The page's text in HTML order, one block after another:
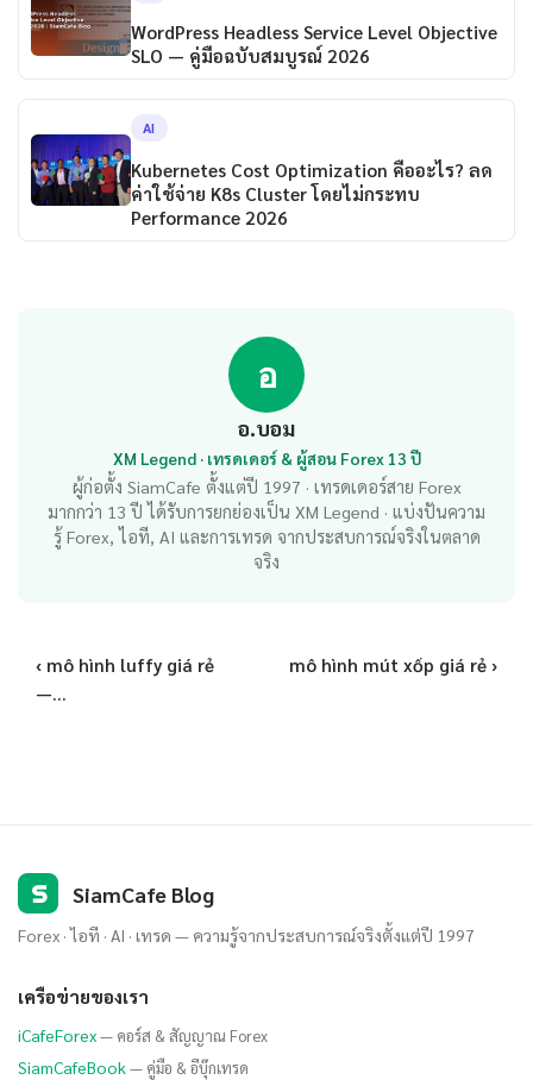
WordPress Headless Service Level Objective
SLO — คู่มือฉบับสมบูรณ์ 2026
AI
Kubernetes Cost Optimization คืออะไร? ลด
ค่าใช้จ่าย K8s Cluster โดยไม่กระทบ
Performance 2026
อ
อ.บอม
XM Legend · เทรดเดอร์ & ผู้สอน Forex 13 ปี
ผู้ก่อตั้ง SiamCafe ตั้งแต่ปี 1997 · เทรดเดอร์สาย Forex
มากกว่า 13 ปี ได้รับการยกย่องเป็น XM Legend · แบ่งปันความ
รู้ Forex, ไอที, AI และการเทรด จากประสบการณ์จริงในตลาด
จริง
‹ mô hình luffy giá rẻ
—...
mô hình mút xốp giá rẻ ›
S SiamCafe Blog
Forex · ไอที · AI · เทรด — ความรู้จากประสบการณ์จริงตั้งแต่ปี 1997
เครือข่ายของเรา
iCafeForex— คอร์ส & สัญญาณ Forex
SiamCafeBook— คู่มือ & อีบุ๊กเทรด